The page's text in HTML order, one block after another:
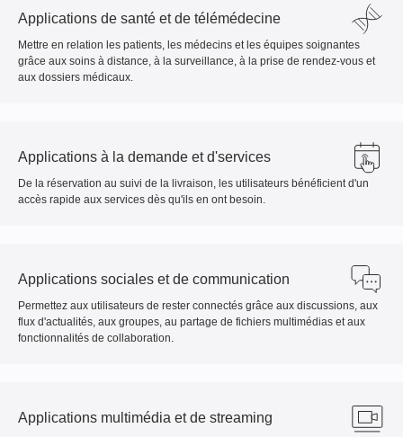
Applications de santé et de télémédecine
Mettre en relation les patients, les médecins et les équipes soignantes
grâce aux soins à distance, à la surveillance, à la prise de rendez-vous et
aux dossiers médicaux.
Applications à la demande et d'services
De la réservation au suivi de la livraison, les utilisateurs bénéficient d'un
accès rapide aux services dès qu'ils en ont besoin.
Applications sociales et de communication
Permettez aux utilisateurs de rester connectés grâce aux discussions, aux
flux d'actualités, aux groupes, au partage de fichiers multimédias et aux
fonctionnalités de collaboration.
Applications multimédia et de streaming